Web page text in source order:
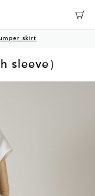
skirt
sleeve）